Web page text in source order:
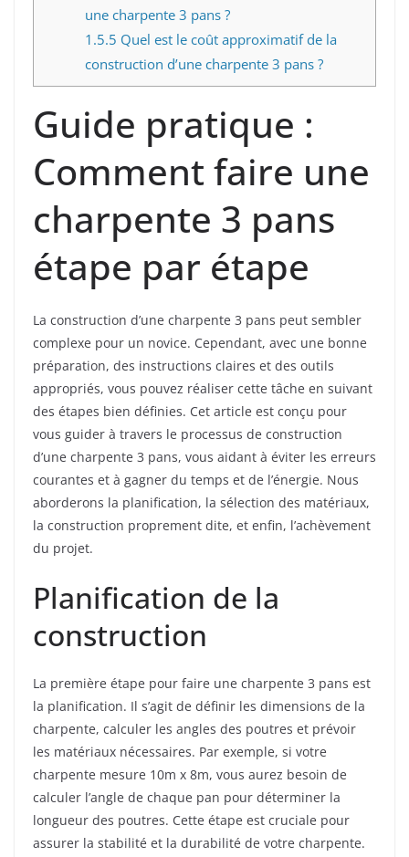
une charpente 3 pans ?
1.5.5 Quel est le coût approximatif de la
construction d’une charpente 3 pans ?
Guide pratique :
Comment faire une
charpente 3 pans
étape par étape
La construction d’une charpente 3 pans peut sembler
complexe pour un novice. Cependant, avec une bonne
préparation, des instructions claires et des outils
appropriés, vous pouvez réaliser cette tâche en suivant
des étapes bien définies. Cet article est conçu pour
vous guider à travers le processus de construction
d’une charpente 3 pans, vous aidant à éviter les erreurs
courantes et à gagner du temps et de l’énergie. Nous
aborderons la planification, la sélection des matériaux,
la construction proprement dite, et enfin, l’achèvement
du projet.
Planification de la
construction
La première étape pour faire une charpente 3 pans est
la planification. Il s’agit de définir les dimensions de la
charpente, calculer les angles des poutres et prévoir
les matériaux nécessaires. Par exemple, si votre
charpente mesure 10m x 8m, vous aurez besoin de
calculer l’angle de chaque pan pour déterminer la
longueur des poutres. Cette étape est cruciale pour
assurer la stabilité et la durabilité de votre charpente.